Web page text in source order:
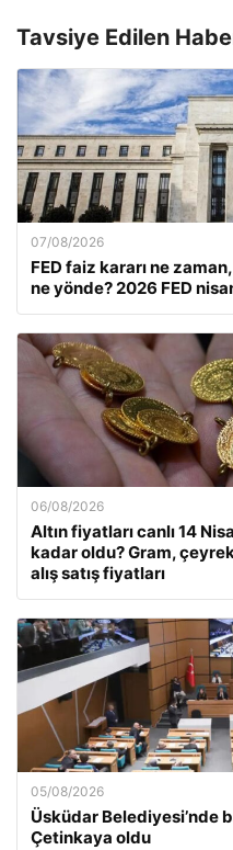
Tavsiye Edilen
07/08/2026
FED faiz kararı ne
ne yönde? 2026 FED
06/08/2026
Altın fiyatları canlı 14
kadar oldu? Gram,
alış satış fiyatları
05/08/2026
Üsküdar Belediyesi’nde
Çetinkaya oldu